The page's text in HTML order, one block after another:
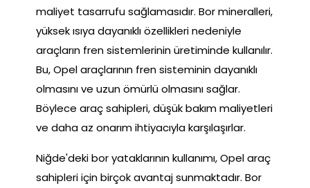
maliyet tasarrufu sağlamasıdır. Bor mineralleri,
yüksek ısıya dayanıklı özellikleri nedeniyle
araçların fren sistemlerinin üretiminde kullanılır.
Bu, Opel araçlarının fren sisteminin dayanıklı
olmasını ve uzun ömürlü olmasını sağlar.
Böylece araç sahipleri, düşük bakım maliyetleri
ve daha az onarım ihtiyacıyla karşılaşırlar.
Niğde'deki bor yataklarının kullanımı, Opel araç
sahipleri için birçok avantaj sunmaktadır. Bor